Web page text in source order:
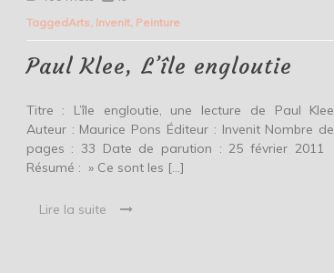
TaggedArts Invenit, Peinture
Paul Klee, L’île engloutie
Titre : L’île engloutie, une lecture de Paul Klee
Auteur : Maurice Pons Éditeur : Invenit Nombre de
pages : 33 Date de parution : 25 février 2011
Résumé : » Ce sont les […]
Lire la suite